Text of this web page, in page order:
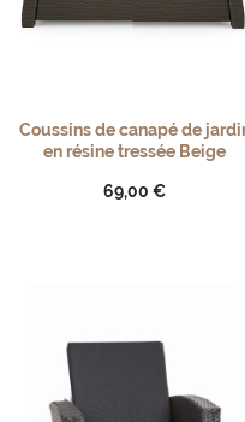
Coussins de canapé de
en résine tressée Beige
69,00 €